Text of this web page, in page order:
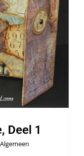
Deel 1
Algemeen